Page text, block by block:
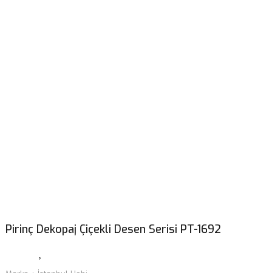
Pirinç Dekopaj Çiçekli Desen Serisi PT-1692